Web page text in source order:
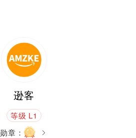
逊客
等级 L1
勋章：